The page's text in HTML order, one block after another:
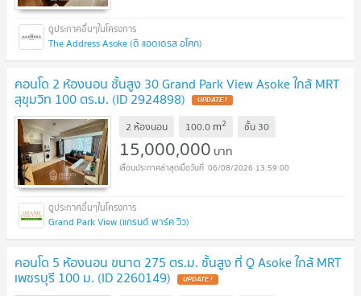
The Address Asoke (ดิ แอดเดรส อโศก)
คอนโด 2 ห้องนอน ชั้นสูง 30 Grand Park View Asoke ใกล้ MRT
สุขุมวิท 100 ตร.ม. (ID 2924898) UPDATE !
2 ห้องนอน 100.0 m2 ชั้น 30
15,000,000 บาท
06/08/2026 13:59:00
Grand Park View (แกรนด์ พาร์ค วิว)
คอนโด 5 ห้องนอน ขนาด 275 ตร.ม. ชั้นสูง ที่ Q Asoke ใกล้ MRT
เพชรบุรี 100 ม. (ID 2260149) UPDATE !